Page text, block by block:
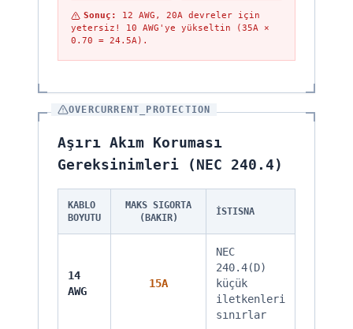
Sonuç :
12 AWG, 20A devreler için
yetersiz! 10 AWG'ye yükseltin (35A ×
0.70 = 24.5A).
OVERCURRENT_PROTECTION
Aşırı Akım Koruması
Gereksinimleri (NEC 240.4)
KABLO
BOYUTU
MAKS SIGORTA
(BAKIR)
İSTISNA
14
AWG
15A
NEC
240.4(D)
küçük
iletkenleri
sınırlar